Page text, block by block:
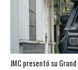
JMC presentó su